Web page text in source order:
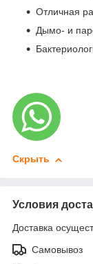
Отличная
Дымо- и
Скрыть
Условия
Доставка
Самовывоз